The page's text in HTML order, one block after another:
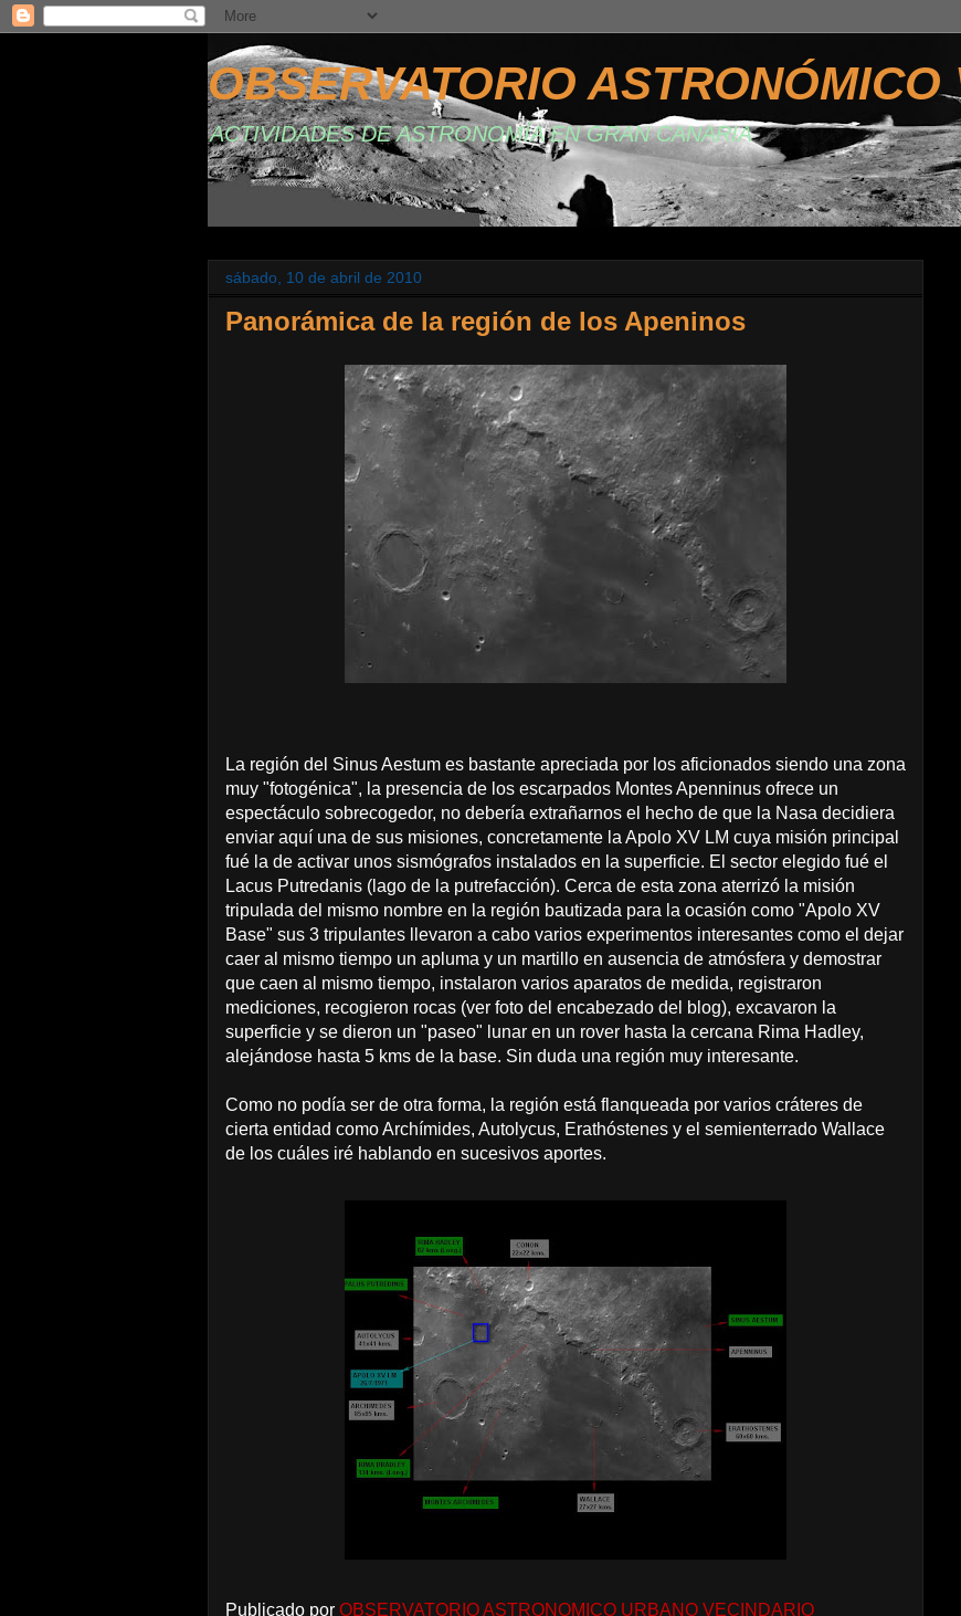
OBSERVATORIO ASTRONÓMICO
ACTIVIDADES DE ASTRONOMÍA EN GRAN CANARIA
sábado, 10 de abril de 2010
Panorámica de la región de los Apeninos
La región del Sinus Aestum es bastante apreciada por los aficionados siendo una zona
muy "fotogénica", la presencia de los escarpados Montes Apenninus ofrece un
espectáculo sobrecogedor, no debería extrañarnos el hecho de que la Nasa decidiera
enviar aquí una de sus misiones, concretamente la Apolo XV LM cuya misión principal
fué la de activar unos sismógrafos instalados en la superficie. El sector elegido fué el
Lacus Putredanis (lago de la putrefacción). Cerca de esta zona aterrizó la misión
tripulada del mismo nombre en la región bautizada para la ocasión como "Apolo XV
Base" sus 3 tripulantes llevaron a cabo varios experimentos interesantes como el dejar
caer al mismo tiempo un apluma y un martillo en ausencia de atmósfera y demostrar
que caen al mismo tiempo, instalaron varios aparatos de medida, registraron
mediciones, recogieron rocas (ver foto del encabezado del blog), excavaron la
superficie y se dieron un "paseo" lunar en un rover hasta la cercana Rima Hadley,
alejándose hasta 5 kms de la base. Sin duda una región muy interesante.
Como no podía ser de otra forma, la región está flanqueada por varios cráteres de
cierta entidad como Archímides, Autolycus, Erathóstenes y el semienterrado Wallace
de los cuáles iré hablando en sucesivos aportes.
Publicado por OBSERVATORIO ASTRONOMICO URBANO VECINDARIO